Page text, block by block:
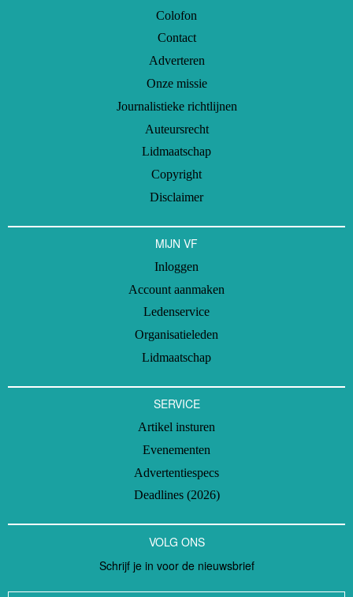
Colofon
Contact
Adverteren
Onze missie
Journalistieke richtlijnen
Auteursrecht
Lidmaatschap
Copyright
Disclaimer
MIJN VF
Inloggen
Account aanmaken
Ledenservice
Organisatieleden
Lidmaatschap
SERVICE
Artikel insturen
Evenementen
Advertentiespecs
Deadlines (2026)
VOLG ONS
Schrijf je in voor de nieuwsbrief